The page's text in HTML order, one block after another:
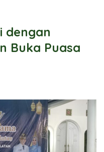
dengan
Buka Puasa